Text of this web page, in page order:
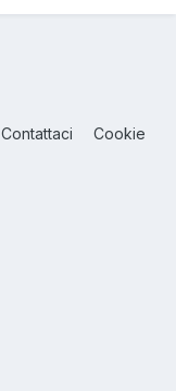
Contattaci Cookie